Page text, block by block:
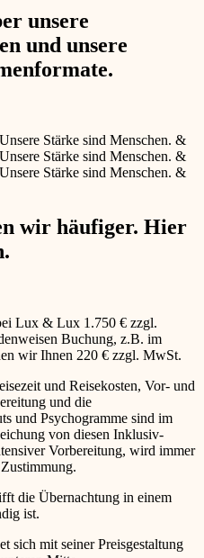
unsere
und unsere
Unsere Stärke sind Menschen. &
Unsere Stärke sind Menschen. &
Unsere Stärke sind Menschen. &
wir häufiger. Hier
Lux & Lux 1.750 € zzgl.
Buchung, z.B. im
wir Ihnen 220 € zzgl. MwSt.
und Reisekosten, Vor- und
und die
und Psychogramme sind im
von diesen Inklusiv-
Vorbereitung, wird immer
die Übernachtung in einem
ist.
sich mit seiner Preisgestaltung